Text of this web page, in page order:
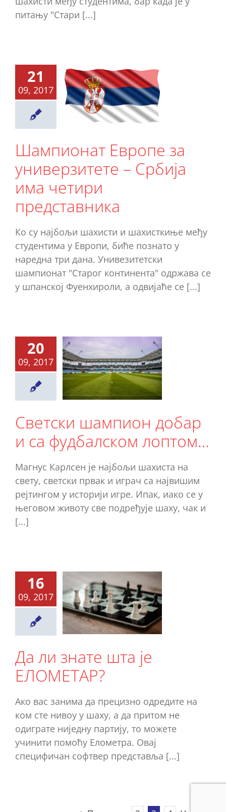
питању "Стари [...]
21
09, 2017
за
Шампионат Европе за
универзитете – Србија
има четири
представника
Ко су најбољи шахисти и шахисткиње међу
студентима у Европи, биће познато у
наредна три дана. Унивезитетски
шампионат "Старог континента" одржава се
у шпанској Фуенхироли, а одвијаће се [...]
20
09, 2017
и са
ЛегендеСветски шампион добар
и са фудбалском лоптом…
Магнус Карлсен је најбољи шахиста на
свету, светски првак и играч са највишим
рејтингом у историји игре. Ипак, иако се у
његовом животу све подређује шаху, чак и
[...]
16
09, 2017
знате
је
Да ли знате шта је
ЕЛОМЕТАР?
Ако вас занима да прецизно одредите на
ком сте нивоу у шаху, а да притом не
одиграте ниједну партију, то можете
учинити помоћу Елометра. Овај
специфичан софтвер представља [...]